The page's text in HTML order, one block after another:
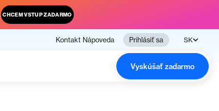
CHCEM VSTUP ZADARMO
Kontakt Nápoveda Prihlásiť sa SK
Vyskúšať zadarmo